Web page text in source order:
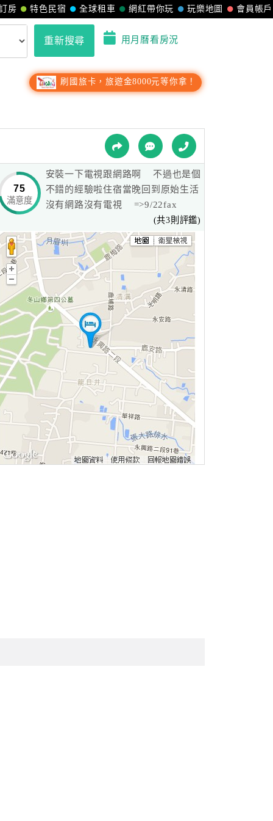
會員帳戶
玩樂地圖
網紅帶你玩
全球租車
特色民宿
房
重新搜尋 用月曆看房況
刷國旅卡，旅遊金8000元等你拿！
75
滿意度
安裝一下電視跟網路啊 不過也是個
不錯的經驗啦住宿當晚回到原始生活
沒有網路沒有電視 =>9/22fax
(共3則評鑑)